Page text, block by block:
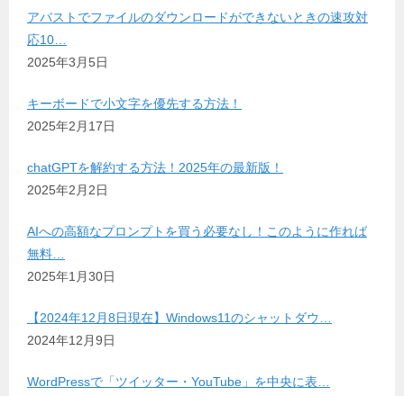
アバストでファイルのダウンロードができないときの速攻対
応10…
2025年3月5日
キーボードで小文字を優先する方法！
2025年2月17日
chatGPTを解約する方法！2025年の最新版！
2025年2月2日
AIへの高額なプロンプトを買う必要なし！このように作れば
無料…
2025年1月30日
【2024年12月8日現在】Windows11のシャットダウ…
2024年12月9日
WordPressで「ツイッター・YouTube」を中央に表…